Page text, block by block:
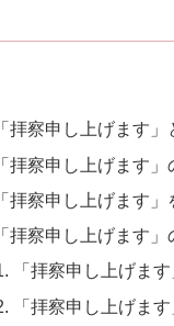
「拝察申し上げます」
「拝察申し上げます
「拝察申し上げます
「拝察申し上げます
「拝察申し上げま
「拝察申し上げま